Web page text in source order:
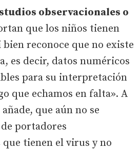
observacionales o
que los niños tienen
reconoce que no existe
es decir, datos numéricos
para su interpretación
que echamos en falta». A
que aún no se
portadores
tienen el virus y no